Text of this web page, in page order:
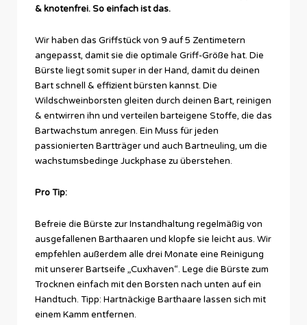
& knotenfrei. So einfach ist das.
Wir haben das Griffstück von 9 auf 5 Zentimetern
angepasst, damit sie die optimale Griff-Größe hat. Die
Bürste liegt somit super in der Hand, damit du deinen
Bart schnell & effizient bürsten kannst. Die
Wildschweinborsten gleiten durch deinen Bart, reinigen
& entwirren ihn und verteilen barteigene Stoffe, die das
Bartwachstum anregen. Ein Muss für jeden
passionierten Bartträger und auch Bartneuling, um die
wachstumsbedinge Juckphase zu überstehen.
Pro Tip:
Befreie die Bürste zur Instandhaltung regelmäßig von
ausgefallenen Barthaaren und klopfe sie leicht aus. Wir
empfehlen außerdem alle drei Monate eine Reinigung
mit unserer Bartseife „Cuxhaven“. Lege die Bürste zum
Trocknen einfach mit den Borsten nach unten auf ein
Handtuch. Tipp: Hartnäckige Barthaare lassen sich mit
einem Kamm entfernen.